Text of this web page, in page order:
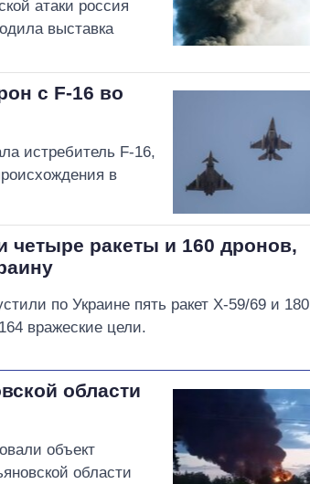
атаки россия
выставка
с F-16 во
истребитель F-16,
в
ракеты и 160 дронов,
по Украине пять ракет Х-59/69 и 180
вражеские цели.
области
объект
области